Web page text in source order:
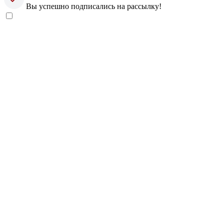
Вы успешно подписались на рассылку!